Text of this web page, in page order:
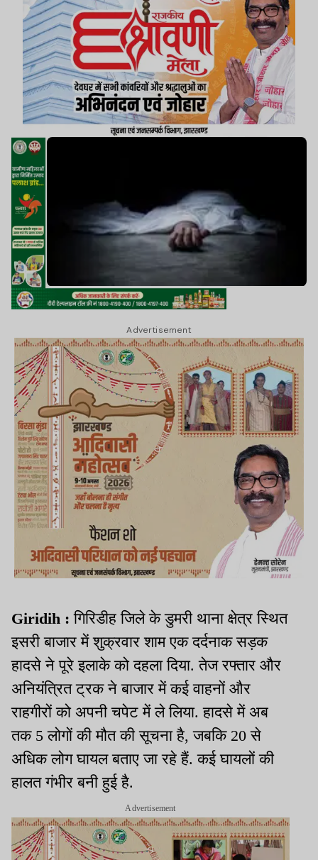
Advertisement
Giridih :गिरिडीह जिले के डुमरी थाना क्षेत्र स्थित
इसरी बाजार में शुक्रवार शाम एक दर्दनाक सड़क
हादसे ने पूरे इलाके को दहला दिया. तेज रफ्तार और
अनियंत्रित ट्रक ने बाजार में कई वाहनों और
राहगीरों को अपनी चपेट में ले लिया. हादसे में अब
तक 5 लोगों की मौत की सूचना है, जबकि 20 से
अधिक लोग घायल बताए जा रहे हैं. कई घायलों की
हालत गंभीर बनी हुई है.
Advertisement